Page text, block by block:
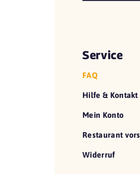
Service
FAQ
Hilfe & Kontakt
Mein Konto
Restaurant
Widerruf